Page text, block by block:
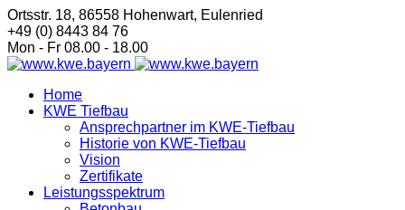
Ortsstr. 18, 86558 Hohenwart, Eulenried
+49 (0) 8443 84 76
Mon - Fr 08.00 - 18.00
Home
KWE Tiefbau
Ansprechpartner im KWE-Tiefbau
Historie von KWE-Tiefbau
Vision
Zertifikate
Leistungsspektrum